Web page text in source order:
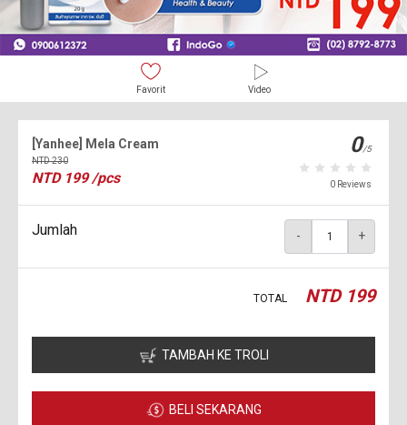
Favorit Video
[Yanhee] Mela Cream
NTD230
NTD 199 /pcs
0/5
0 Reviews
Jumlah - +
TOTAL NTD 199
TAMBAH KE TROLI
BELI SEKARANG